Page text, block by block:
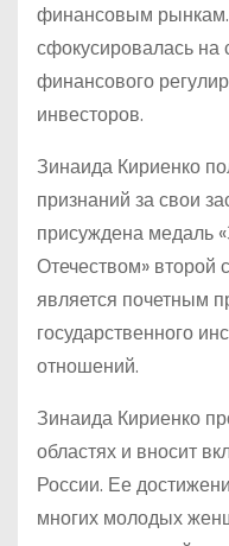
финансовым
сфокусировалась
финансового
инвесторов.
Зинаида Кириенко
признаний за свои
присуждена медаль
Отечеством» второй
является почетным
государственного
отношений.
Зинаида Кириенко
областях и вносит
России. Ее
многих молодых